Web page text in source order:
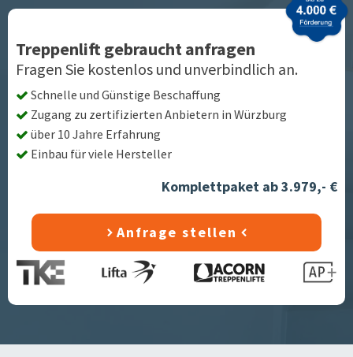
Treppenlift gebraucht anfragen
Fragen Sie kostenlos und unverbindlich an.
Schnelle und Günstige Beschaffung
Zugang zu zertifizierten Anbietern in Würzburg
über 10 Jahre Erfahrung
Einbau für viele Hersteller
Komplettpaket ab 3.979,- €
Anfrage stellen